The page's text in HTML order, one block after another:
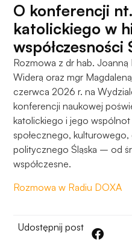
O konferencji
katolickiego w
współczesności
Rozmowa z dr hab. Joanną
Widerą oraz mgr
czerwca 2026 r. na
konferencji naukowej
katolickiego i jego wspólnot
społecznego,
politycznego Śląska – od
współczesne.
Rozmowa w Radiu DOXA
Udostępnij post